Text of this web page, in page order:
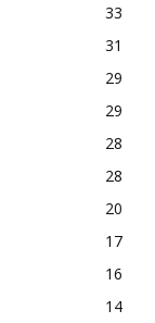
33
31
29
29
28
28
20
17
16
14